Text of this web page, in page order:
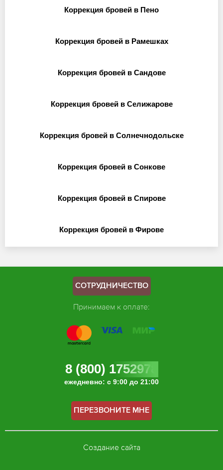
Коррекция бровей в Пено
Коррекция бровей в Рамешках
Коррекция бровей в Сандове
Коррекция бровей в Селижарове
Коррекция бровей в Солнечнодольске
Коррекция бровей в Сонкове
Коррекция бровей в Спирове
Коррекция бровей в Фирове
СОТРУДНИЧЕСТВО
Принимаем к оплате:
8 (800) 1752978
ежедневно: с 9:00 до 21:00
ПЕРЕЗВОНИТЕ МНЕ
Создание сайта